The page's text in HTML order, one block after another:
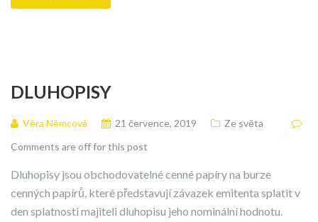
DLUHOPISY
Věra Němcová 21 července, 2019
Ze světa
Comments are off for this post
Dluhopisy jsou obchodovatelné cenné papíry na burze
cenných papírů, které představují závazek emitenta splatit v
den splatnosti majiteli dluhopisu jeho nominální hodnotu.